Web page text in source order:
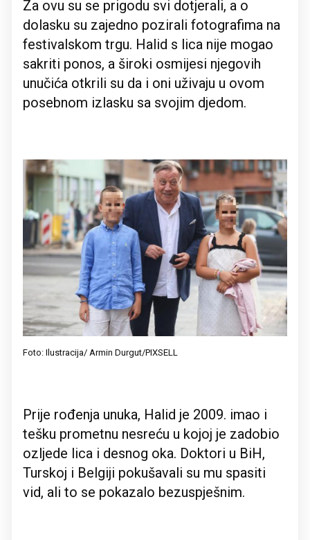
Za ovu su se prigodu svi dotjerali, a o
dolasku su zajedno pozirali fotografima na
festivalskom trgu. Halid s lica nije mogao
sakriti ponos, a široki osmijesi njegovih
unučića otkrili su da i oni uživaju u ovom
posebnom izlasku sa svojim djedom.
Foto: Ilustracija/ Armin Durgut/PIXSELL
Prije rođenja unuka, Halid je 2009. imao i
tešku prometnu nesreću u kojoj je zadobio
ozljede lica i desnog oka. Doktori u BiH,
Turskoj i Belgiji pokušavali su mu spasiti
vid, ali to se pokazalo bezuspješnim.